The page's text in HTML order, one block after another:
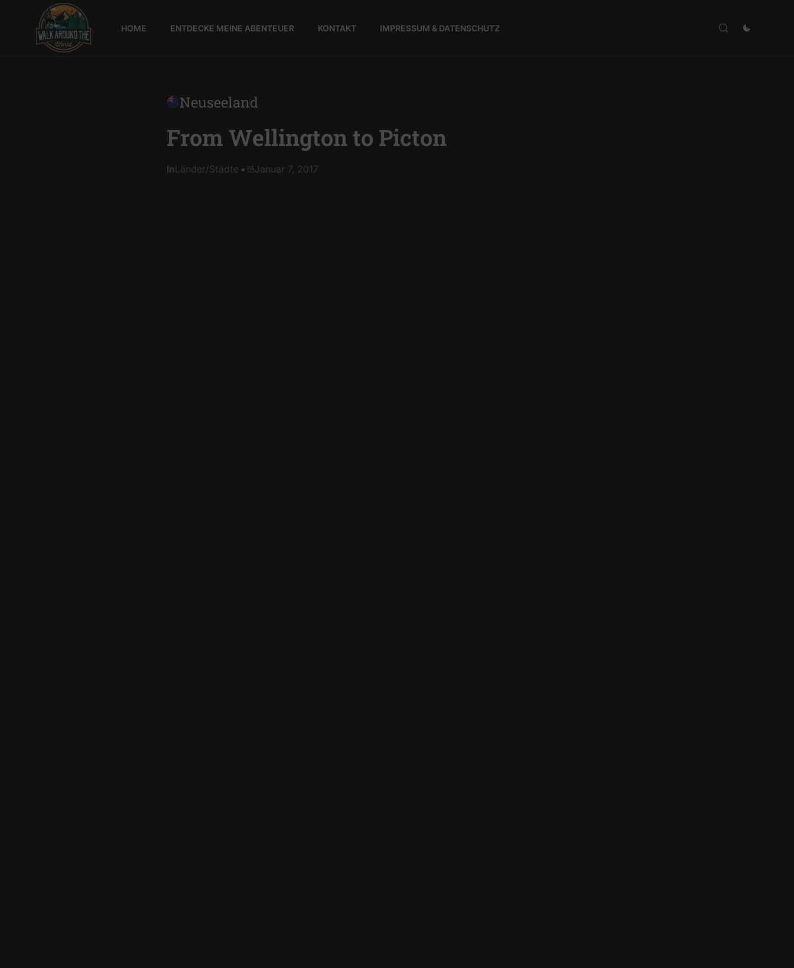
Walk
around
HOME ENTDECKE MEINE ABENTEUER KONTAKT IMPRESSUM & DATENSCHUTZ
Neuseeland
From Wellington to Picton
InLänder/Städte Januar 7, 2017